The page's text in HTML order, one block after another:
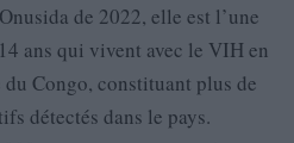
de 2022, elle est l’une
ans qui vivent avec le VIH en
Congo, constituant plus de
détectés dans le pays.